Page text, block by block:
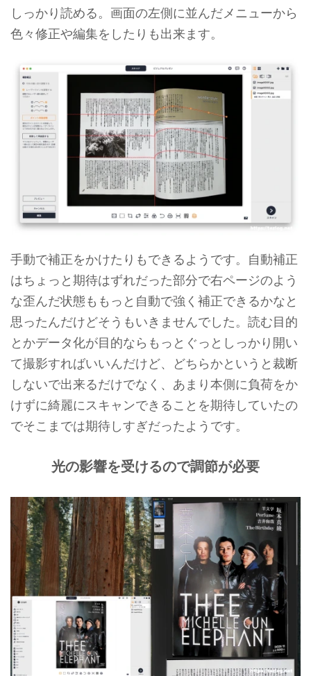
しっかり読める。画面の左側に並んだメニューから
色々修正や編集をしたりも出来ます。
手動で補正をかけたりもできるようです。自動補正
はちょっと期待はずれだった部分で右ページのよう
な歪んだ状態ももっと自動で強く補正できるかなと
思ったんだけどそうもいきませんでした。読む目的
とかデータ化が目的ならもっとぐっとしっかり開い
て撮影すればいいんだけど、どちらかというと裁断
しないで出来るだけでなく、あまり本側に負荷をか
けずに綺麗にスキャンできることを期待していたの
でそこまでは期待しすぎだったようです。
光の影響を受けるので調節が必要